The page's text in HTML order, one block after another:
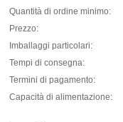
Quantità di ordine minimo:
Prezzo:
Imballaggi particolari:
Tempi di consegna:
Termini di pagamento:
Capacità di alimentazione: